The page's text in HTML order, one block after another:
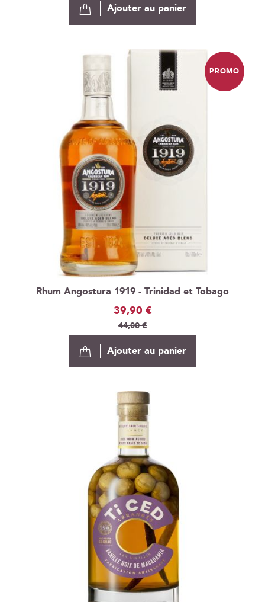
Ajouter au panier
Rhum Angostura 1919 - Trinidad et Tobago
Prix
Spécial
39,90 €
44,00 €
PROMO
Ajouter au panier